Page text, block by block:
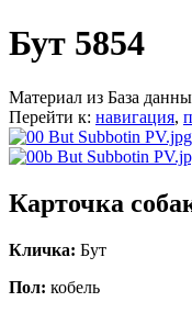
Бут 5854
Материал из База
Перейти к: навигация,
Карточка
Кличка: Бут
Пол: кобель